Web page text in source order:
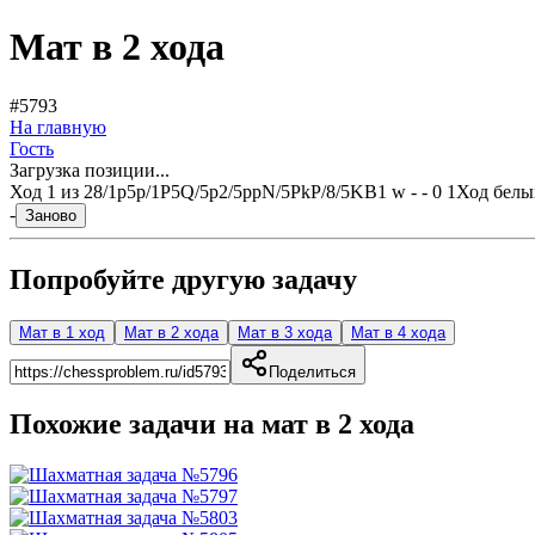
Мат в 2 хода
#5793
На главную
Гость
Загрузка позиции...
Ход 1 из 28/1p5p/1P5Q/5p2/5ppN/5PkP/8/5KB1 w - - 0 1 Ход
- Заново
Попробуйте другую задачу
Мат в 1 ход Мат в 2 хода Мат в 3 хода Мат в 4 хода
Поделиться
Похожие задачи на мат в 2 хода